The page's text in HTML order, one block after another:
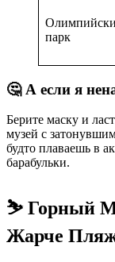
парк
🤔 А если я
Берите маску и
музей с
будто плаваешь в
барабульки.
⛷️ Горный
Жарче